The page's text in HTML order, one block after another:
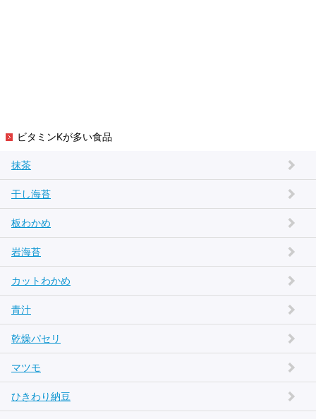
ビタミンKが多い食品
抹茶
干し海苔
板わかめ
岩海苔
カットわかめ
青汁
乾燥パセリ
マツモ
ひきわり納豆